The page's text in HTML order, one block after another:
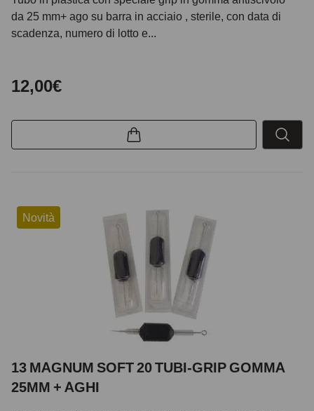
da 25 mm+ ago su barra in acciaio , sterile, con data di
scadenza, numero di lotto e...
12,00€
Novità
13 MAGNUM SOFT 20 TUBI-GRIP GOMMA
25MM + AGHI